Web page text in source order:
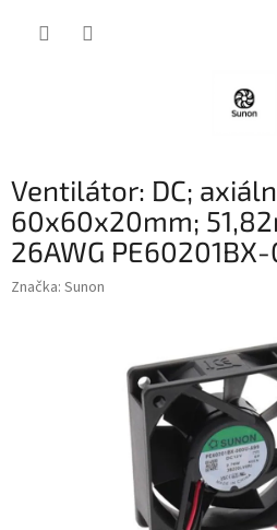
Ventilátor: DC;
60x60x20mm;
26AWG
Značka: Sunon